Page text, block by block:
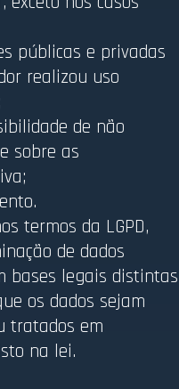
públicas e privadas
realizou uso
de não
sobre as
termos da LGPD,
de dados
bases legais distintas
os dados sejam
tratados em
na lei.